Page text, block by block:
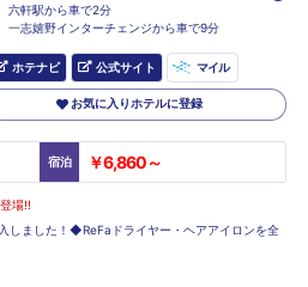
六軒駅から車で2分
一志嬉野インターチェンジから車で9分
ホテナビ 公式サイト マイル
お気に入りホテルに登録
宿泊 ￥6,860～
場!!
しました！◆ReFaドライヤー・ヘアアイロンを全